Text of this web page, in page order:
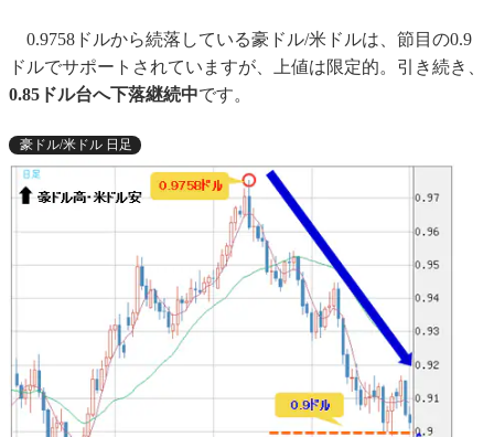
0.9758ドルから続落している豪ドル/米ドルは、節目の0.9
ドルでサポートされていますが、上値は限定的。引き続き、
0.85ドル台へ下落継続中です。
豪ドル/米ドル 日足